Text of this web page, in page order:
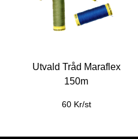
Utvald Tråd Maraflex
150m
60 Kr/st